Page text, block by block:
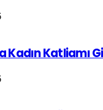
Katliamı